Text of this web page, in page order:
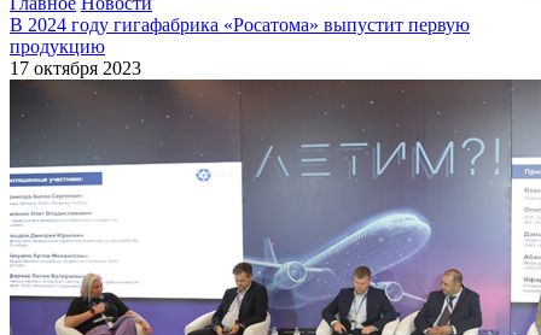
В 2024 году гигафабрика «Росатома» выпустит первую
продукцию
17 октября 2023